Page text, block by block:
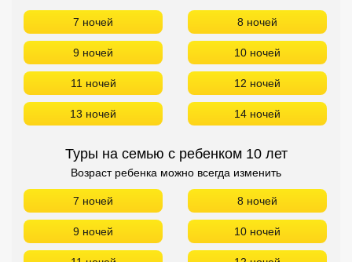
7 ночей 8 ночей
9 ночей 10 ночей
11 ночей 12 ночей
13 ночей 14 ночей
Туры на семью с ребенком 10 лет
Возраст ребенка можно всегда изменить
7 ночей 8 ночей
9 ночей 10 ночей